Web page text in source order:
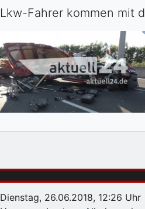
Lkw-Fahrer kommen mit
Dienstag, 26.06.2018, 12:26 Uhr